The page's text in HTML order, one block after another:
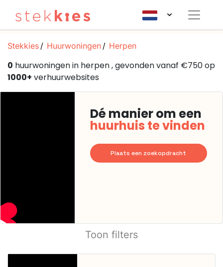
Stekkies Huurwoningen Herpen
0 huurwoningen in herpen , gevonden vanaf €750 op
1000+ verhuurwebsites
Dé manier om een
huurhuis te vinden
Plaats een zoekopdracht
Toon filters